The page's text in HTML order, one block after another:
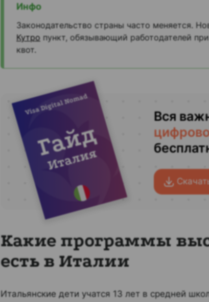
Инфо
Законодательство страны часто меняется.
Кутро пункт, обязывающий работодателей
квот.
Visa Digital Nomad
Гайд
Италия
Вся
Какие программы
есть в Италии
Итальянские дети учатся 13 лет в средней